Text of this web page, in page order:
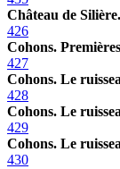
Château de
426
Cohons.
427
Cohons. Le
428
Cohons. Le
429
Cohons. Le
430